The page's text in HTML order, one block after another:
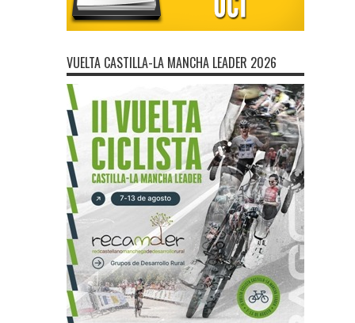
VUELTA CASTILLA-LA MANCHA LEADER 2026